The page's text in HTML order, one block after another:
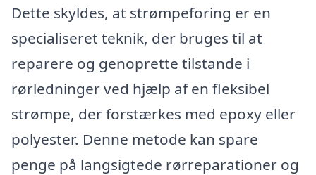
Dette skyldes, at strømpeforing er en
specialiseret teknik, der bruges til at
reparere og genoprette tilstande i
rørledninger ved hjælp af en fleksibel
strømpe, der forstærkes med epoxy eller
polyester. Denne metode kan spare
penge på langsigtede rørreparationer og